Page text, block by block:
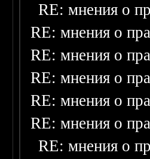
RE: мнения о
RE: мнения о
RE: мнения о
RE: мнения о
RE: мнения о
RE: мнения о
RE: мнения о